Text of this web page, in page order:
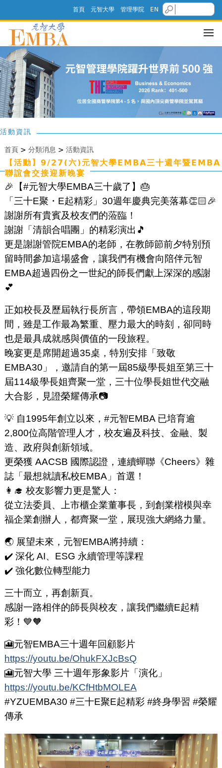
首頁 元智大學 管理學院 EN
活動資訊
首頁> 分類消息 > 活動資訊
【活動】9/27(六)元智大學EMBA三十週年暨EMBA
聯誼會交接迎新晚宴
🎉【#元智大學EMBA三十歲了】🎂
「三十E聚・E起精彩」30週年慶典完美落幕👏🏻🎉
謝謝所有貴賓及校友們的蒞臨！
謝謝「清韻合唱團」的精彩演出🎵
更是謝謝管院EMBA的老師，在教師節前夕特別預
留時間參加這場盛會，讓我們有機會向陪伴元智
EMBA超過四份之一世紀的師長們獻上深深的感謝
💕
正如校長及歷屆執行長所言，帶領EMBA的這段期
間，雖是工作最為繁重、壓力最大的時刻，卻同時
也是最具成就感與價值的一段旅程。
晚宴更是席開超過35桌，特別安排「致敬
EMBA30」，邀請自的第一屆85級學長姐至第三十
屆114級學長姐齊聚一堂，三十位學長姐世代交融
大合影，見證榮耀傳承📷
💡 自1995年創立以來，#元智EMBA 已培育逾
2,800位高階管理人才，校友遍及科技、金融、製
造、政府與創新領域。
更榮獲 AACSB 國際認證，連續蟬聯《Cheers》雜
誌「最想就讀私校EMBA」首選！
👩‍🎓 校友影響力更是驚人：
從立法委員、上市櫃企業董事長，到創業楷模與幸
福企業創辦人，都齊聚一堂，展現強大網絡力量。
🌏 展望未來，元智EMBA將持續：
✔️ 深化 AI、ESG 永續管理等課程
✔️ 強化數位轉型能力
三十而立，再創新頁。
感謝一路相伴的師長與校友，讓我們繼續E起精
彩！💙🧡
🎦元智EMBA三十週年回顧影片
https://youtu.be/OhukFXJcBsQ
🎦元智大學 三十週年形象影片「演化」
https://youtu.be/KCfHtbMOLEA
#YZUEMBA30 #三十E聚E起精彩 #終身學習 #榮耀
傳承